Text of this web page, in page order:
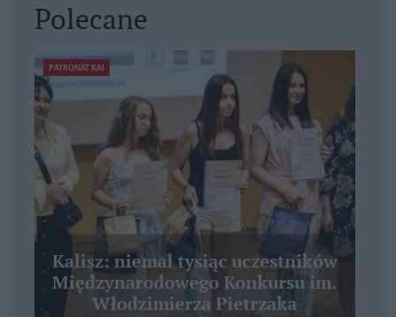
Polecane
PATRONAT KAI
Kalisz: niemal tysiąc uczestników
Międzynarodowego Konkursu im.
Włodzimierza Pietrzaka